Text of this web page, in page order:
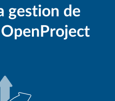
gestion de